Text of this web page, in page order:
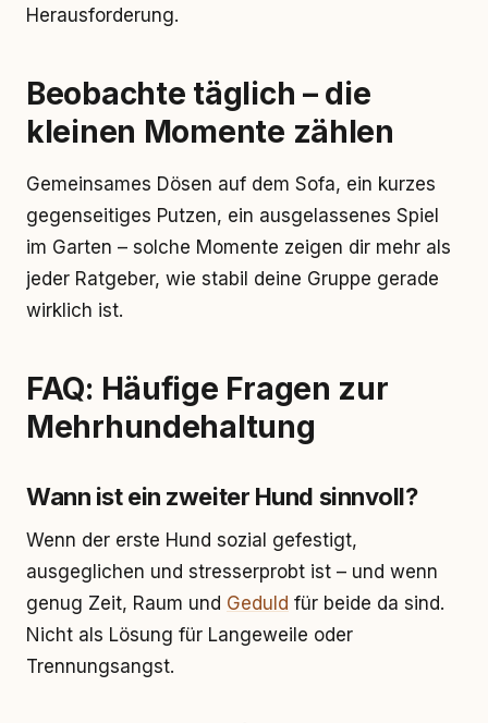
Herausforderung.
Beobachte täglich – die
kleinen Momente zählen
Gemeinsames Dösen auf dem Sofa, ein kurzes
gegenseitiges Putzen, ein ausgelassenes Spiel
im Garten – solche Momente zeigen dir mehr als
jeder Ratgeber, wie stabil deine Gruppe gerade
wirklich ist.
FAQ: Häufige Fragen zur
Mehrhundehaltung
Wann ist ein zweiter Hund sinnvoll?
Wenn der erste Hund sozial gefestigt,
ausgeglichen und stresserprobt ist – und wenn
genug Zeit, Raum und Geduld für beide da sind.
Nicht als Lösung für Langeweile oder
Trennungsangst.